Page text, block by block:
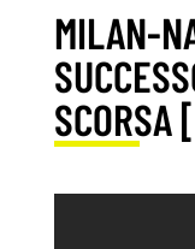
MILAN-
SCORSA